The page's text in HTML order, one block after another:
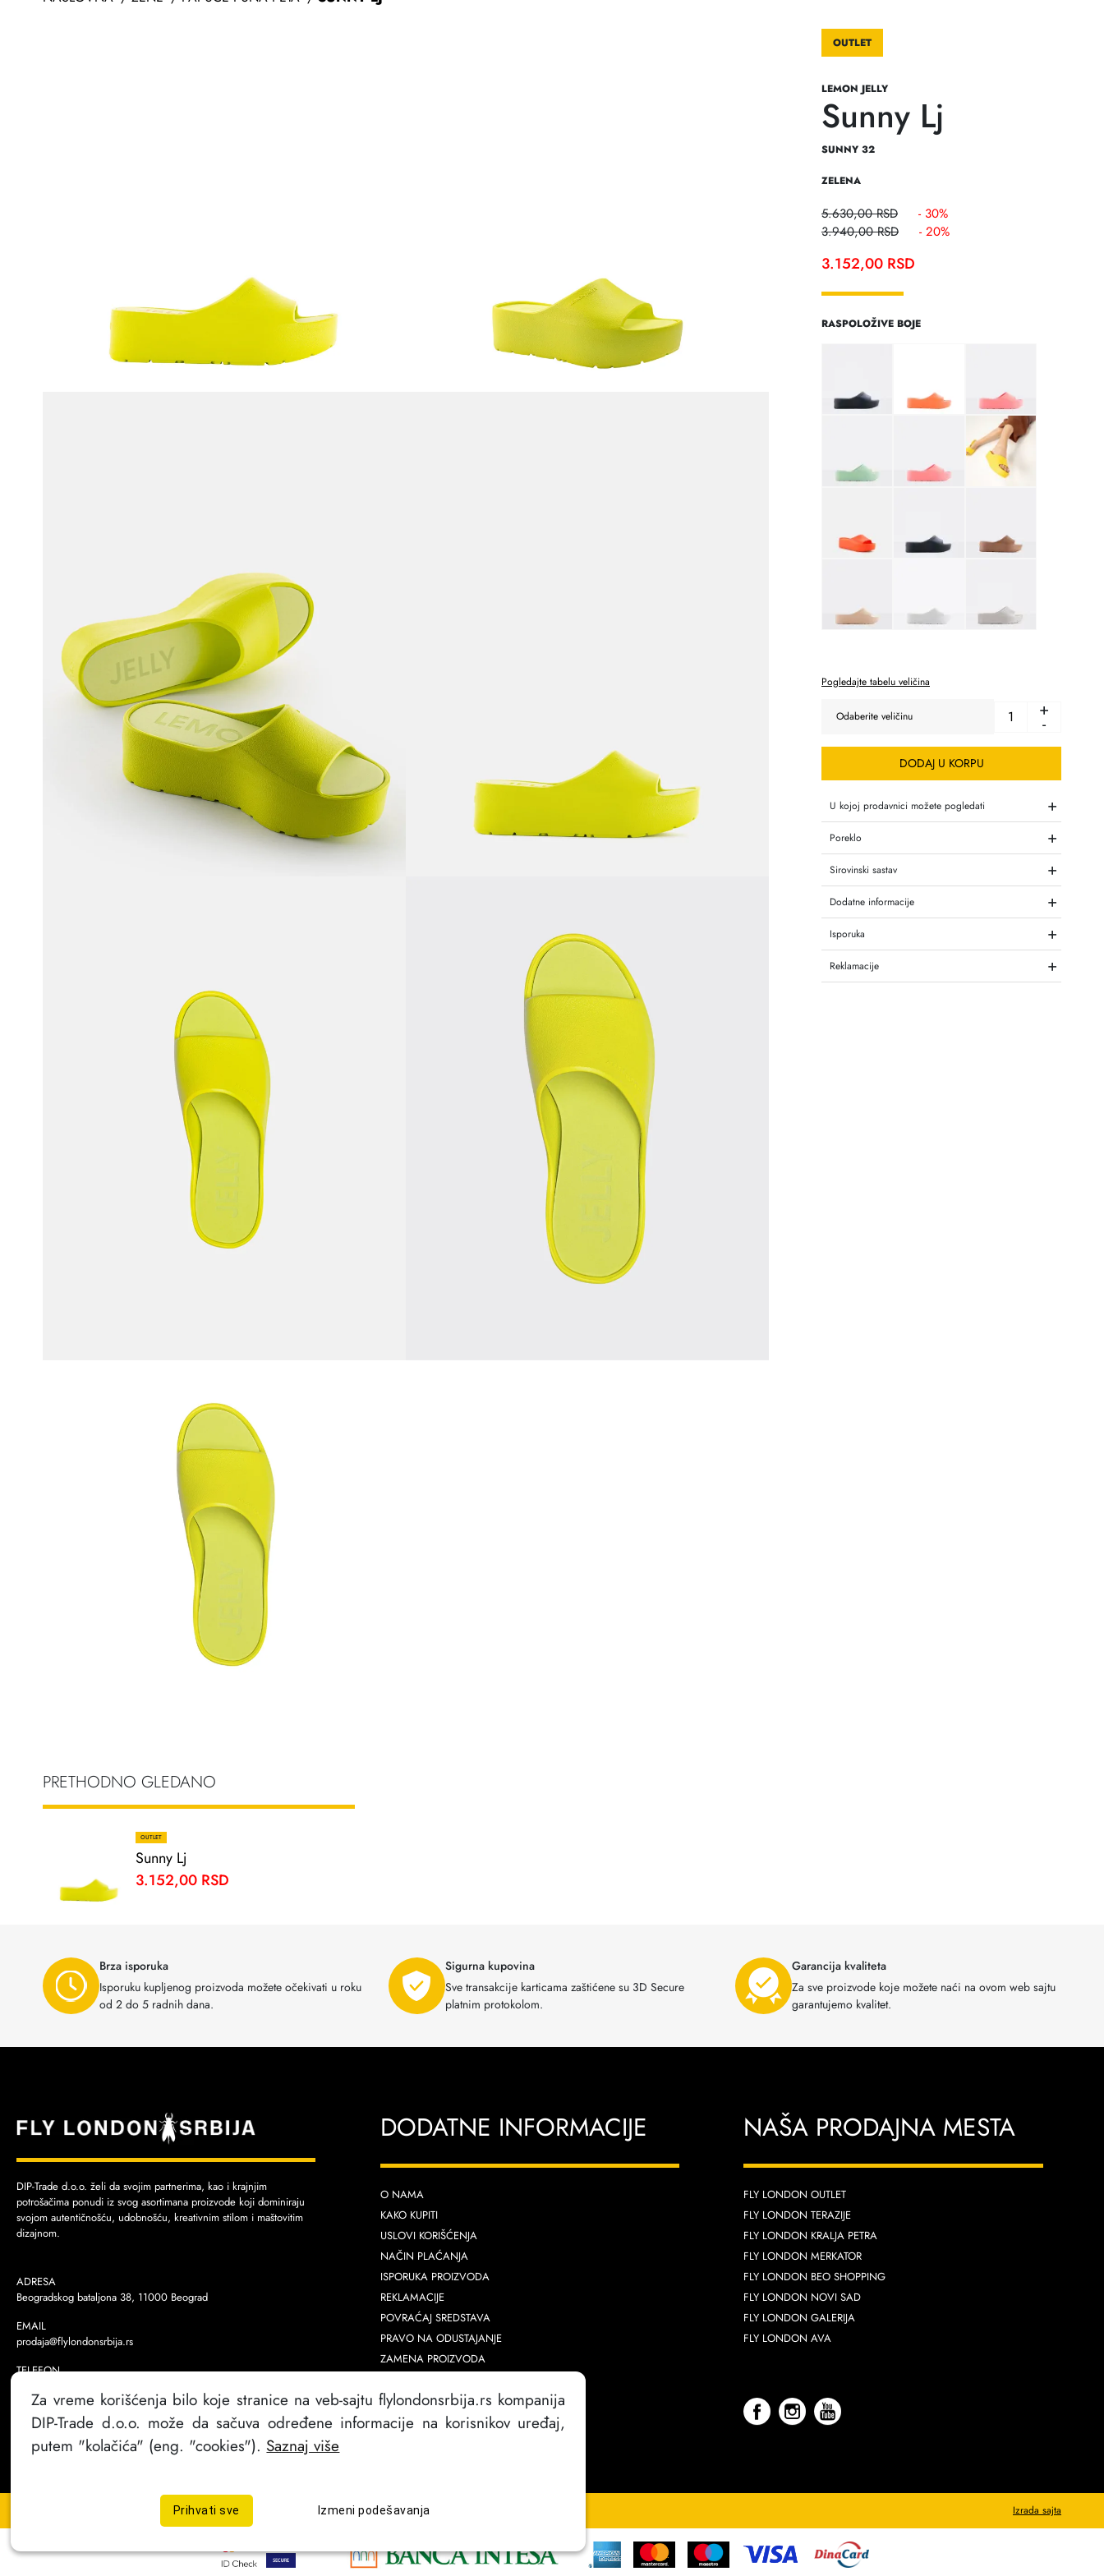
PRETHODNO GLEDANO
OUTLET
Sunny Lj
3.152,00 RSD
OUTLET
LEMON JELLY
Sunny Lj
SUNNY 32
ZELENA
5.630,00RSD
- 30%
3.940,00RSD - 20%
3.152,00 RSD
RASPOLOŽIVE BOJE
Pogledajte tabelu veličina
+
-
DODAJ U KORPU
U kojoj prodavnici možete pogledati +
Poreklo +
Sirovinski sastav +
Dodatne informacije +
Isporuka +
Reklamacije +
Brza isporuka
Isporuku kupljenog proizvoda možete očekivati u roku
od 2 do 5 radnih dana.
Sigurna kupovina
Sve transakcije karticama zaštićene su 3D Secure
platnim protokolom.
Garancija kvaliteta
Za sve proizvode koje možete naći na ovom web sajtu
garantujemo kvalitet.
DIP-Trade d.o.o. želi da svojim partnerima, kao i krajnjim
potrošačima ponudi iz svog asortimana proizvode koji dominiraju
svojom autentičnošću, udobnošću, kreativnim stilom i maštovitim
dizajnom.
ADRESA
Beogradskog bataljona 38, 11000 Beograd
EMAIL
prodaja@flylondonsrbija.rs
TELEFON
Radno vreme
Radnim danima: 09:00h - 17:00h
DODATNE INFORMACIJE
O NAMA
KAKO KUPITI
USLOVI KORIŠĆENJA
NAČIN PLAĆANJA
ISPORUKA PROIZVODA
REKLAMACIJE
POVRAĆAJ SREDSTAVA
PRAVO NA ODUSTAJANJE
ZAMENA PROIZVODA
POLITIKA KOLAČIĆA
KONTAKT
NAŠA PRODAJNA MESTA
FLY LONDON OUTLET
FLY LONDON TERAZIJE
FLY LONDON KRALJA PETRA
FLY LONDON MERKATOR
FLY LONDON BEO SHOPPING
FLY LONDON NOVI SAD
FLY LONDON GALERIJA
FLY LONDON AVA
. FlyLondon Srbija | Sva prava zadržana Izrada sajta
Za vreme korišćenja bilo koje stranice na veb-sajtu flylondonsrbija.rs kompanija
DIP-Trade d.o.o. može da sačuva određene informacije na korisnikov uređaj,
putem "kolačića" (eng. "cookies"). Saznaj više
Prihvati sve Izmeni podešavanja